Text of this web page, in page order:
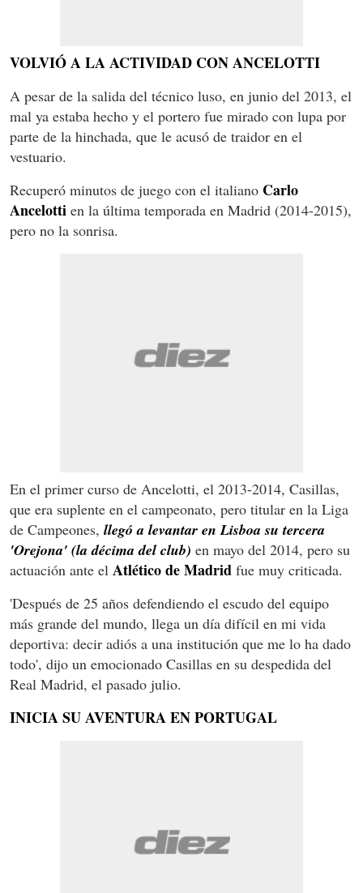
VOLVIÓ A LA ACTIVIDAD CON ANCELOTTI
A pesar de la salida del técnico luso, en junio del 2013, el
mal ya estaba hecho y el portero fue mirado con lupa por
parte de la hinchada, que le acusó de traidor en el
vestuario.
Recuperó minutos de juego con el italiano Carlo
Ancelotti en la última temporada en Madrid (2014-2015),
pero no la sonrisa.
En el primer curso de Ancelotti, el 2013-2014, Casillas,
que era suplente en el campeonato, pero titular en la Liga
de Campeones, llegó a levantar en Lisboa su tercera
'Orejona' (la décima del club) en mayo del 2014, pero su
actuación ante el Atlético de Madrid fue muy criticada.
'Después de 25 años defendiendo el escudo del equipo
más grande del mundo, llega un día difícil en mi vida
deportiva: decir adiós a una institución que me lo ha dado
todo', dijo un emocionado Casillas en su despedida del
Real Madrid, el pasado julio.
INICIA SU AVENTURA EN PORTUGAL